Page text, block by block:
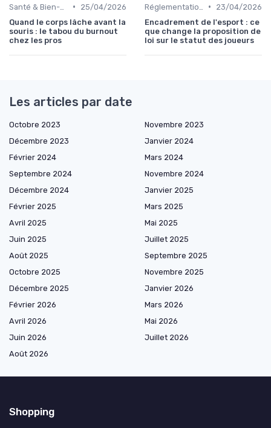
•
25/04/2026
Quand le corps lâche avant la
souris : le tabou du burnout
chez les pros
•
23/04/2026
Encadrement de l'esport : ce
que change la proposition de
loi sur le statut des joueurs
Les articles par date
Octobre 2023
Novembre 2023
Décembre 2023
Janvier 2024
Février 2024
Mars 2024
Septembre 2024
Novembre 2024
Décembre 2024
Janvier 2025
Février 2025
Mars 2025
Avril 2025
Mai 2025
Juin 2025
Juillet 2025
Août 2025
Septembre 2025
Octobre 2025
Novembre 2025
Décembre 2025
Janvier 2026
Février 2026
Mars 2026
Avril 2026
Mai 2026
Juin 2026
Juillet 2026
Août 2026
Shopping